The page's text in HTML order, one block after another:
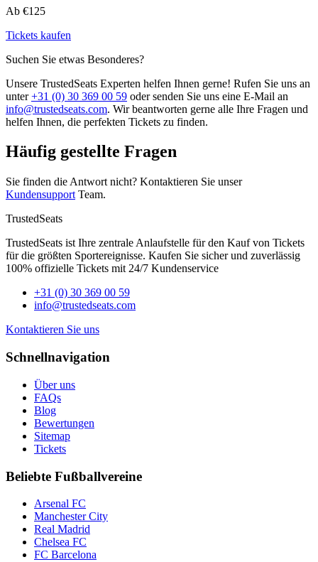
Ab €125
Tickets kaufen
Suchen Sie etwas Besonderes?
Unsere TrustedSeats Experten helfen Ihnen gerne! Rufen Sie uns an
unter+31 (0) 30 369 00 59 oder senden Sie uns eine E-Mail an
info@trustedseats.com. Wir beantworten gerne alle Ihre Fragen und
helfen Ihnen, die perfekten Tickets zu finden.
Häufig gestellte Fragen
Sie finden die Antwort nicht? Kontaktieren Sie unser
Kundensupport Team.
TrustedSeats
TrustedSeats ist Ihre zentrale Anlaufstelle für den Kauf von Tickets
für die größten Sportereignisse. Kaufen Sie sicher und zuverlässig
100% offizielle Tickets mit 24/7 Kundenservice
+31 (0) 30 369 00 59
info@trustedseats.com
Kontaktieren Sie uns
Schnellnavigation
Über uns
FAQs
Blog
Bewertungen
Sitemap
Tickets
Beliebte Fußballvereine
Arsenal FC
Manchester City
Real Madrid
Chelsea FC
FC Barcelona